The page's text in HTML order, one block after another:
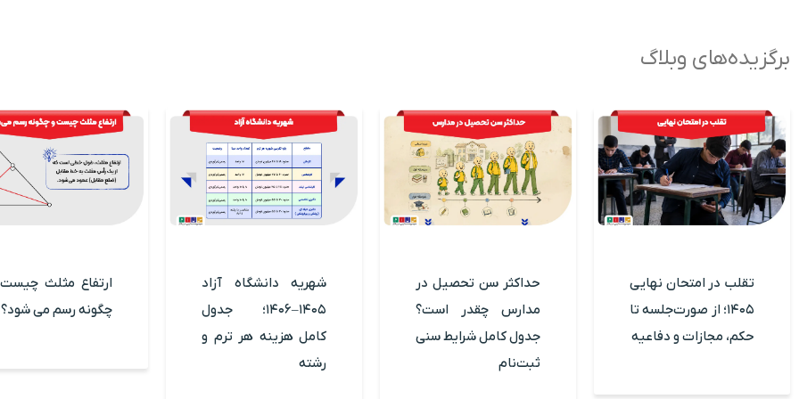
برگزیده‌های وبلاگ
تقلب در امتحان نهایی
۱۴۰۵؛ از صورت‌جلسه تا
حکم، مجازات و دفاعیه
حداکثر سن تحصیل در
مدارس چقدر است؟
جدول کامل شرایط سنی
ثبت‌نام
شهریه دانشگاه آزاد
۱۴۰۵–۱۴۰۶؛ جدول
کامل هزینه هر ترم و
رشته
ارتفاع مثلث
چگونه رسم می شود؟